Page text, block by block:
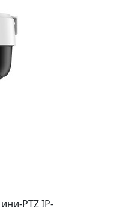
PTZ IP-